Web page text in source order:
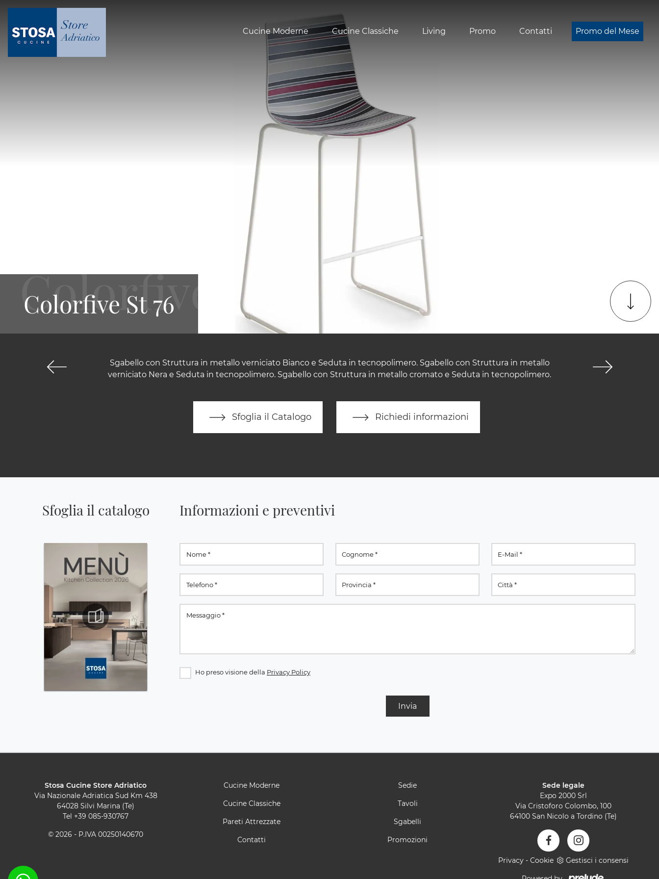
Cucine Moderne Cucine Classiche Living Promo Contatti Promo del Mese
Sgabello con Struttura in metallo verniciato Bianco e Seduta in tecnopolimero. Sgabello con Struttura in metallo
verniciato Nera e Seduta in tecnopolimero. Sgabello con Struttura in metallo cromato e Seduta in tecnopolimero.
Sfoglia il Catalogo Richiedi informazioni
Colorfive St 76
Sfoglia il catalogo Informazioni e preventivi
Ho preso visione della Privacy Policy
Invia
Stosa Cucine Store Adriatico
Via Nazionale Adriatica Sud Km 438
64028 Silvi Marina (Te)
Tel +39 085-930767
© 2026 - P.IVA 00250140670
Cucine Moderne
Cucine Classiche
Pareti Attrezzate
Contatti
Sedie
Tavoli
Sgabelli
Promozioni
Sede legale
Expo 2000 Srl
Via Cristoforo Colombo, 100
64100 San Nicolo a Tordino (Te)
Privacy - Cookie Gestisci i consensi